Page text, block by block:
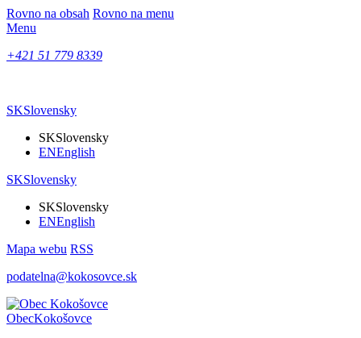
Rovno na obsah Rovno na menu
Menu
+421 51 779 8339
SKSlovensky
SKSlovensky
ENEnglish
SKSlovensky
SKSlovensky
ENEnglish
Mapa webu RSS
podatelna@kokosovce.sk
ObecKokošovce